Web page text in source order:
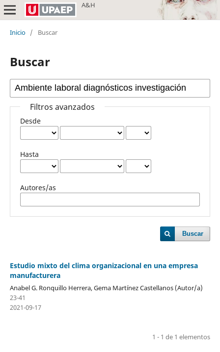
A&H
Inicio / Buscar
Buscar
Filtros avanzados
Desde
Hasta
Autores/as
Buscar
Estudio mixto del clima organizacional en una empresa
manufacturera
Anabel G. Ronquillo Herrera, Gema Martínez Castellanos (Autor/a)
23-41
2021-09-17
1 - 1 de 1 elementos